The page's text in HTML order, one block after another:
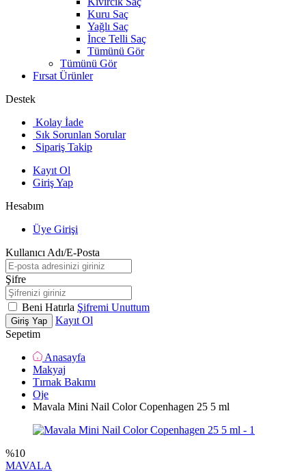
Kuru Saç
Yağlı Saç
İnce Telli Saç
Tümünü Gör
Tümünü Gör
Fırsat Ürünler
Destek
Kolay İade
Sık Sorunlan Sorular
Sipariş Takip
Kayıt Ol
Giriş Yap
Hesabım
Üye Girişi
Kullanıcı Adı/E-Posta
Şifre
Beni Hatırla Şifremi Unuttum
Giriş Yap
Kayıt Ol
Sepetim
Anasayfa
Makyaj
Tırnak Bakımı
Oje
Mavala Mini Nail Color Copenhagen 25 5 ml
%10
MAVALA